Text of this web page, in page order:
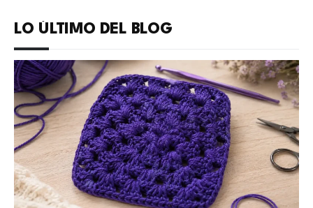
LO ÚLTIMO DEL BLOG